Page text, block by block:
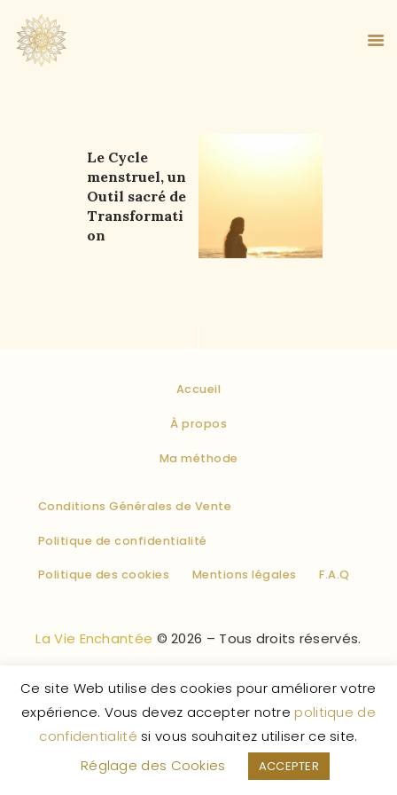
ACCUEIL
À PROPOS
MA MÉTHODE
BOUTIQUE
Le Cycle
menstruel, un
Outil sacré de
Transformati
on
Accueil
À propos
Ma méthode
Conditions Générales de Vente
Politique de confidentialité
Politique des cookies Mentions légales F.A.Q
La Vie Enchantée © 2026 – Tous droits réservés.
Ce site Web utilise des cookies pour améliorer votre
expérience. Vous devez accepter notre politique de
confidentialité si vous souhaitez utiliser ce site.
Réglage des Cookies
ACCEPTER